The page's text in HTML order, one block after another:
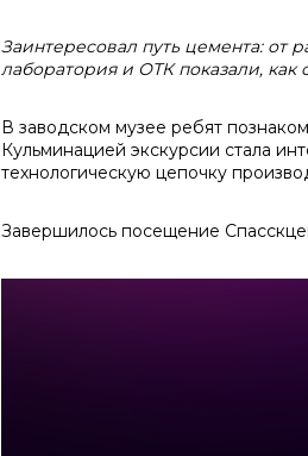
Заинтересовал путь цемента: от
лаборатория и ОТК показали, как
В заводском музее ребят
Кульминацией экскурсии стала
технологическую цепочку
Завершилось посещение